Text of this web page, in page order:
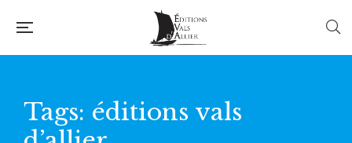
Tags: éditions vals